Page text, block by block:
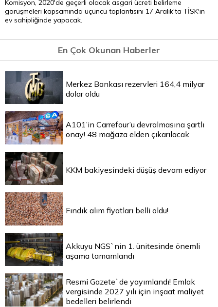
Komisyon, 2020'de geçerli olacak asgari ücreti belirleme
görüşmeleri kapsamında üçüncü toplantısını 17 Aralık'ta TİSK'in
ev sahipliğinde yapacak.
En Çok Okunan Haberler
Merkez Bankası rezervleri 164,4 milyar
dolar oldu
A101’in Carrefour’u devralmasına şartlı
onay! 48 mağaza elden çıkarılacak
KKM bakiyesindeki düşüş devam ediyor
Fındık alım fiyatları belli oldu!
Akkuyu NGS`nin 1. ünitesinde önemli
aşama tamamlandı
Resmi Gazete`de yayımlandı! Emlak
vergisinde 2027 yılı için inşaat maliyet
bedelleri belirlendi